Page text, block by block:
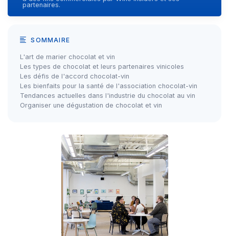
partenaires.
SOMMAIRE
L'art de marier chocolat et vin
Les types de chocolat et leurs partenaires vinicoles
Les défis de l'accord chocolat-vin
Les bienfaits pour la santé de l'association chocolat-vin
Tendances actuelles dans l'industrie du chocolat au vin
Organiser une dégustation de chocolat et vin